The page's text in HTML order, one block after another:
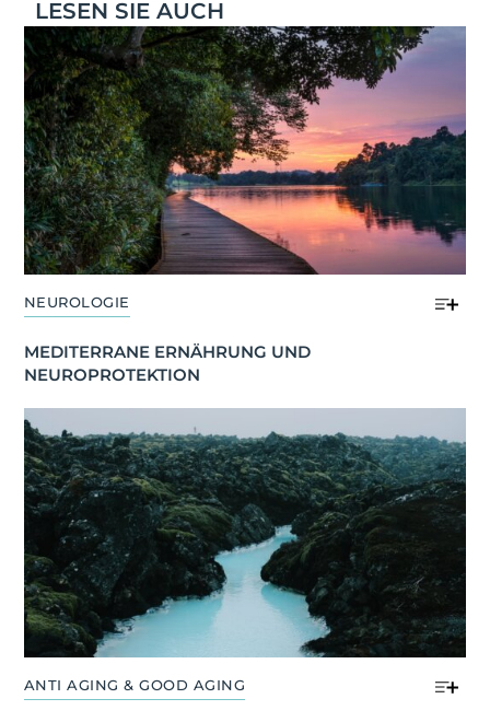
LESEN SIE AUCH
NEUROLOGIE
MEDITERRANE ERNÄHRUNG UND
NEUROPROTEKTION
ANTI AGING & GOOD AGING